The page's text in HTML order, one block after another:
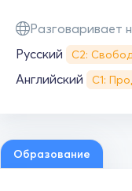
Разговаривает
Русский С2:
Английский С1:
Образование